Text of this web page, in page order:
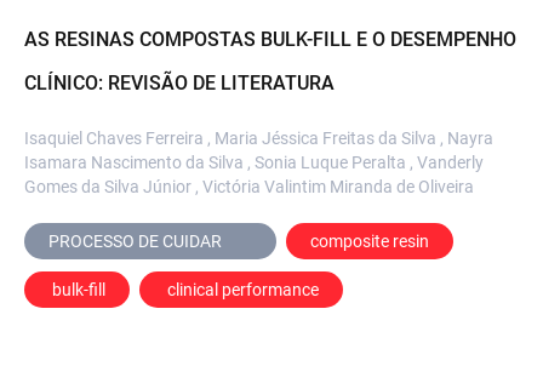
AS RESINAS COMPOSTAS BULK-FILL E O DESEMPENHO
CLÍNICO: REVISÃO DE LITERATURA
Isaquiel Chaves Ferreira , Maria Jéssica Freitas da Silva , Nayra
Isamara Nascimento da Silva , Sonia Luque Peralta , Vanderly
Gomes da Silva Júnior , Victória Valintim Miranda de Oliveira
composite resin
bulk-fill clinical performance